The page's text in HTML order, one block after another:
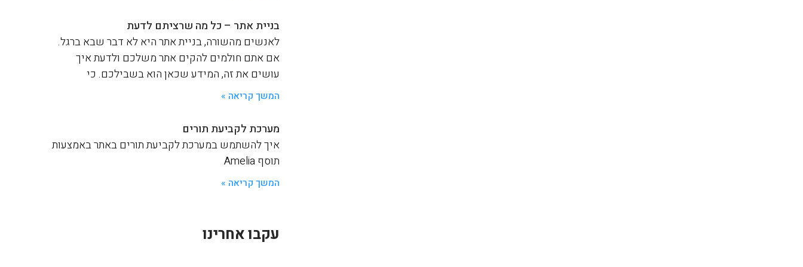
בניית אתר – כל מה שרציתם לדעת
לאנשים מהשורה, בניית אתר היא לא דבר שבא ברגל.
אם אתם חולמים להקים אתר משלכם ולדעת איך
עושים את זה, המידע שכאן הוא בשבילכם. כי
המשך קריאה »
מערכת לקביעת תורים
איך להשתמש במערכת לקביעת תורים באתר באמצעות
תוסף Amelia
המשך קריאה »
עקבו אחרינו